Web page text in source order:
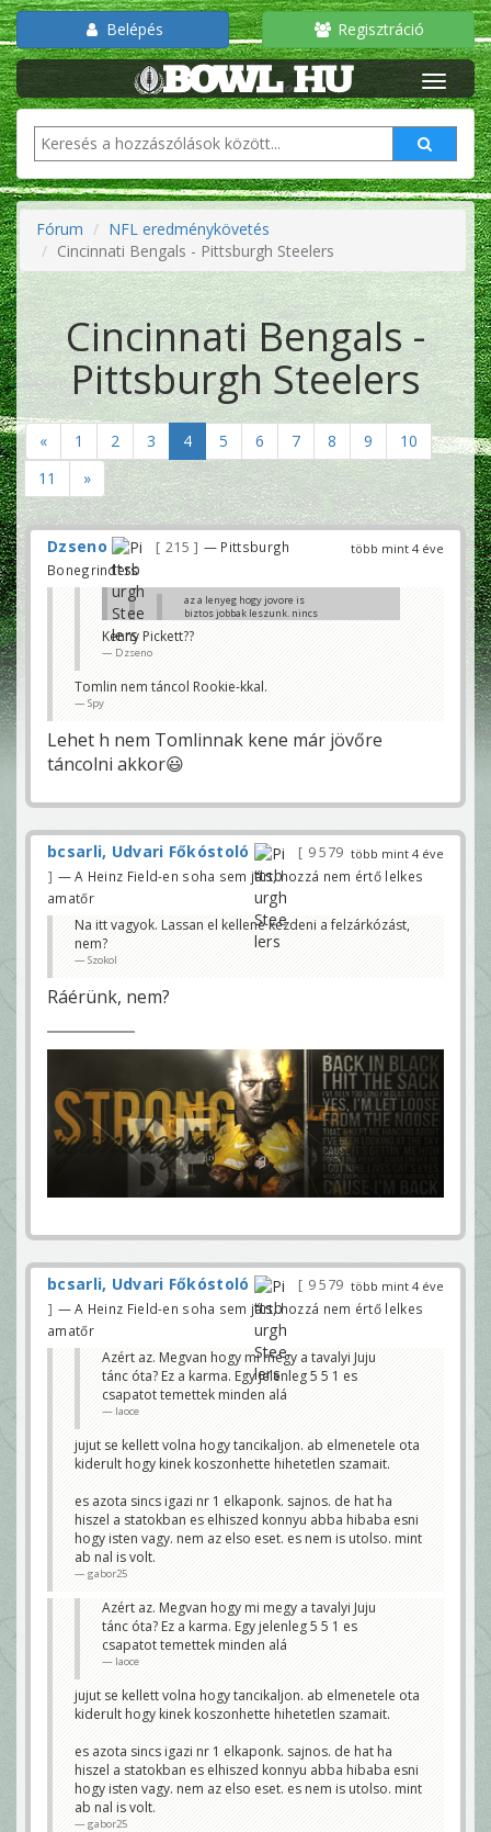
Belépés Regisztráció
Fórum
NFL eredménykövetés
Cincinnati Bengals - Pittsburgh Steelers
Cincinnati Bengals -
Pittsburgh Steelers
« 1 2 3 4 5 6 7 8 9
10
11
»
több mint 4 éve
Dzseno 215
— Pittsburgh
Bonegrinders
az a lenyeg hogy jovore is
biztos jobbak leszunk. nincs
horizonton sem. es ki lesz a
megvalto?
meccseket lathatunk egy ujabb
fiatalabb big ben erkezteig. ami
tavasszal…
SirPub
Na ha az előbb irónia volt, akkor most gondolom
Kenny Pickett??
Dzseno
Tomlin nem táncol Rookie-kkal.
Spy
Lehet h nem Tomlinnak kene már jövőre
táncolni akkor😃
több mint 4 éve
bcsarli, Udvari Főkóstoló 9 579
— A Heinz Field-en soha sem járt, hozzá nem értő lelkes
amatőr
Na itt vagyok. Lassan el kellene kezdeni a felzárkózást,
nem?
Szokol
Ráérünk, nem?
több mint 4 éve
bcsarli, Udvari Főkóstoló 9 579
— A Heinz Field-en soha sem járt, hozzá nem értő lelkes
amatőr
Azért az. Megvan hogy mi megy a tavalyi Juju
tánc óta? Ez a karma. Egy jelenleg 5 5 1 es
csapatot temettek minden alá
laoce
jujut se kellett volna hogy tancikaljon. ab elmenetele ota
kiderult hogy kinek koszonhette hihetetlen szamait.
es azota sincs igazi nr 1 elkaponk. sajnos. de hat ha
hiszel a statokban es elhiszed konnyu abba hibaba esni
hogy isten vagy. nem az elso eset. es nem is utolso. mint
ab nal is volt.
gabor25
Azért az. Megvan hogy mi megy a tavalyi Juju
tánc óta? Ez a karma. Egy jelenleg 5 5 1 es
csapatot temettek minden alá
laoce
jujut se kellett volna hogy tancikaljon. ab elmenetele ota
kiderult hogy kinek koszonhette hihetetlen szamait.
es azota sincs igazi nr 1 elkaponk. sajnos. de hat ha
hiszel a statokban es elhiszed konnyu abba hibaba esni
hogy isten vagy. nem az elso eset. es nem is utolso. mint
ab nal is volt.
gabor25